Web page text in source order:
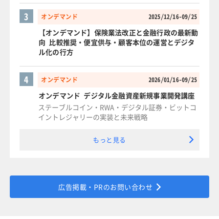
オンデマンド 2025/12/16-09/25
3
【オンデマンド】保険業法改正と金融行政の最新動
向 比較推奨・便宜供与・顧客本位の運営とデジタ
ル化の行方
オンデマンド 2026/01/16-09/25
4
オンデマンド デジタル金融資産新規事業開発講座
ステーブルコイン・RWA・デジタル証券・ビットコ
イントレジャリーの実装と未来戦略
もっと見る
広告掲載・PRのお問い合わせ